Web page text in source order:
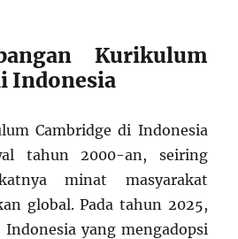
Kurikulum
Indonesia
Cambridge di Indonesia
tahun 2000-an, seiring
minat masyarakat
global. Pada tahun 2025,
yang mengadopsi